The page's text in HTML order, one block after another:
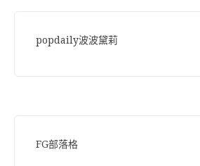
popdaily波波黛莉
FG部落格